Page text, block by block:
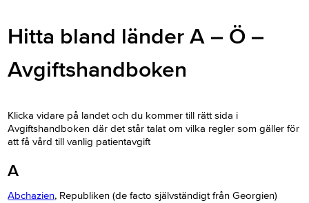
Hitta bland länder A – Ö –
Avgiftshandboken
Klicka vidare på landet och du kommer till rätt sida i
Avgiftshandboken där det står talat om vilka regler som gäller för
att få vård till vanlig patientavgift​
A
Abchazien, Republiken (de facto självständigt från Georgien)